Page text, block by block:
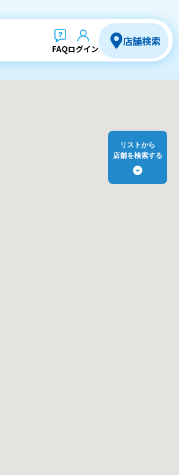
FAQログイン
店舗検索
リストから
店舗を検索する